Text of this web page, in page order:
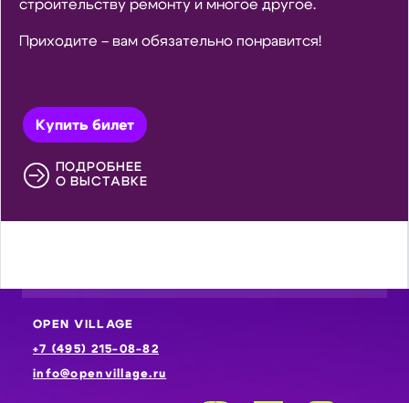
строительству ремонту и многое другое.
Приходите – вам обязательно понравится!
Купить билет
ПОДРОБНЕЕ
О ВЫСТАВКЕ
OPEN VILLAGE
+7 (495) 215-08-82
info@openvillage.ru